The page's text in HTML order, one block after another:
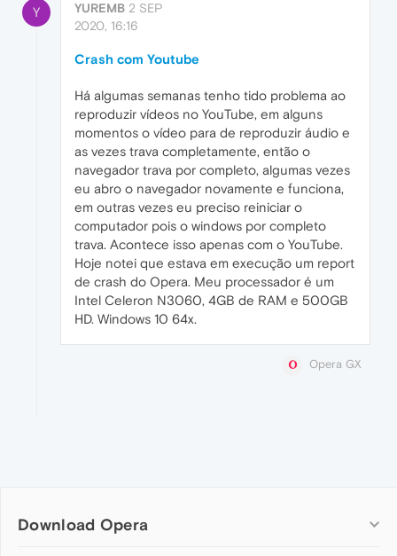
Y YUREMB 2 SEP
2020, 16:16
Crash com Youtube
Há algumas semanas tenho tido problema ao
reproduzir vídeos no YouTube, em alguns
momentos o vídeo para de reproduzir áudio e
as vezes trava completamente, então o
navegador trava por completo, algumas vezes
eu abro o navegador novamente e funciona,
em outras vezes eu preciso reiniciar o
computador pois o windows por completo
trava. Acontece isso apenas com o YouTube.
Hoje notei que estava em execução um report
de crash do Opera. Meu processador é um
Intel Celeron N3060, 4GB de RAM e 500GB
HD. Windows 10 64x.
Opera GX
Download Opera